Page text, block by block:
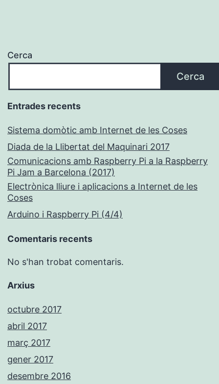
Cerca
Cerca
Entrades recents
Sistema domòtic amb Internet de les Coses
Diada de la Llibertat del Maquinari 2017
Comunicacions amb Raspberry Pi a la Raspberry
Pi Jam a Barcelona (2017)
Electrònica lliure i aplicacions a Internet de les
Coses
Arduino i Raspberry Pi (4/4)
Comentaris recents
No s'han trobat comentaris.
Arxius
octubre 2017
abril 2017
març 2017
gener 2017
desembre 2016